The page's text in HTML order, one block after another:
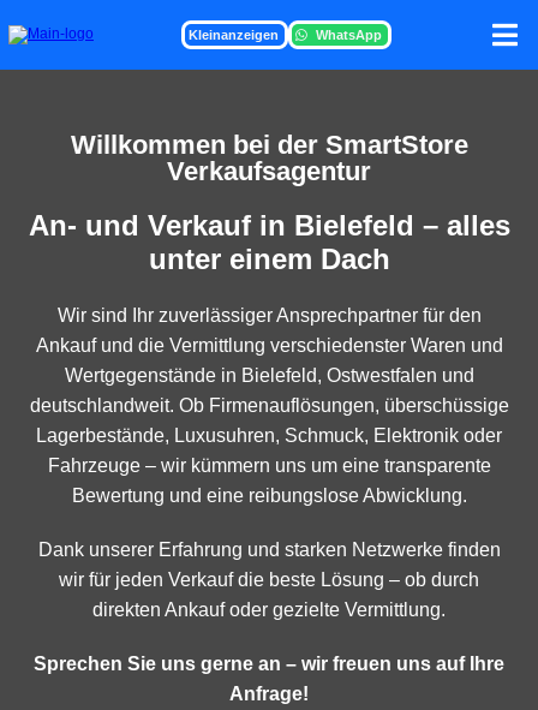
Kleinanzeigen WhatsApp
Willkommen bei der SmartStore
Verkaufsagentur
An- und Verkauf in Bielefeld – alles
unter einem Dach
Wir sind Ihr zuverlässiger Ansprechpartner für den
Ankauf und die Vermittlung verschiedenster Waren und
Wertgegenstände in Bielefeld, Ostwestfalen und
deutschlandweit. Ob Firmenauflösungen, überschüssige
Lagerbestände, Luxusuhren, Schmuck, Elektronik oder
Fahrzeuge – wir kümmern uns um eine transparente
Bewertung und eine reibungslose Abwicklung.
Dank unserer Erfahrung und starken Netzwerke finden
wir für jeden Verkauf die beste Lösung – ob durch
direkten Ankauf oder gezielte Vermittlung.
Sprechen Sie uns gerne an – wir freuen uns auf Ihre
Anfrage!